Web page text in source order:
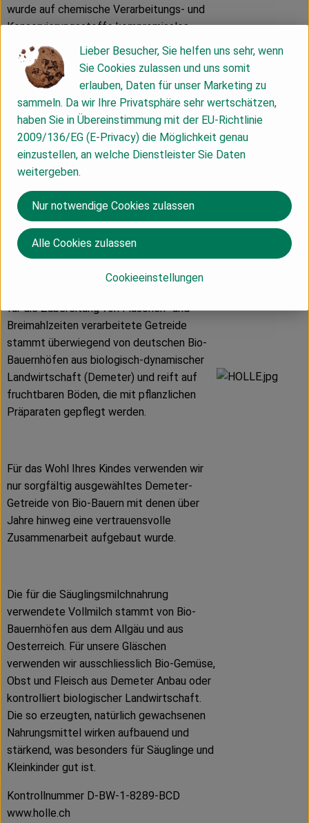
wurde auf chemische Verarbeitungs- und
Konservierungsstoffe kompromisslos
verzichtet. Der Firmensitz ist im deutsch-
schweizerischen Grenzgebiet. Seit über 35
Jahren werden die Holle Babynahrungen
neben der Schweiz auch im Fachhandel in
Europa (= Reformhaus, Naturkostladen,
Apotheken) verkauft.
Säuglingsmilchnahrungen und Getreidebreie
erfolgt in Deutschland. Die Glaskost wird in
Deutschland hergestellt. Unsere
Produktionsstätten entsprechen den
neuesten technologischen Anforderungen
für die Zubereitung von Flaschen- und
Breimahlzeiten verarbeitete Getreide
stammt überwiegend von deutschen Bio-
Bauernhöfen aus biologisch-dynamischer
Landwirtschaft (Demeter) und reift auf
fruchtbaren Böden, die mit pflanzlichen
Präparaten gepflegt werden.
Für das Wohl Ihres Kindes verwenden wir
nur sorgfältig ausgewähltes Demeter-
Getreide von Bio-Bauern mit denen über
Jahre hinweg eine vertrauensvolle
Zusammenarbeit aufgebaut wurde.
Die für die Säuglingsmilchnahrung
verwendete Vollmilch stammt von Bio-
Bauernhöfen aus dem Allgäu und aus
Oesterreich. Für unsere Gläschen
verwenden wir ausschliesslich Bio-Gemüse,
Obst und Fleisch aus Demeter Anbau oder
kontrolliert biologischer Landwirtschaft.
Die so erzeugten, natürlich gewachsenen
Nahrungsmittel wirken aufbauend und
stärkend, was besonders für Säuglinge und
Kleinkinder gut ist.
Kontrollnummer D-BW-1-8289-BCD
www.holle.ch
Lieber Besucher, Sie helfen uns sehr, wenn
Sie Cookies zulassen und uns somit
erlauben, Daten für unser Marketing zu
sammeln. Da wir Ihre Privatsphäre sehr wertschätzen,
haben Sie in Übereinstimmung mit der EU-Richtlinie
2009/136/EG (E-Privacy) die Möglichkeit genau
einzustellen, an welche Dienstleister Sie Daten
weitergeben.
Cookieeinstellungen
Nur notwendige Cookies zulassen
Alle Cookies zulassen